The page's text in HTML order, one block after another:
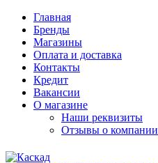
Главная
Бренды
Магазины
Оплата и доставка
Контакты
Кредит
Вакансии
О магазине
Наши реквизиты
Отзывы о компании